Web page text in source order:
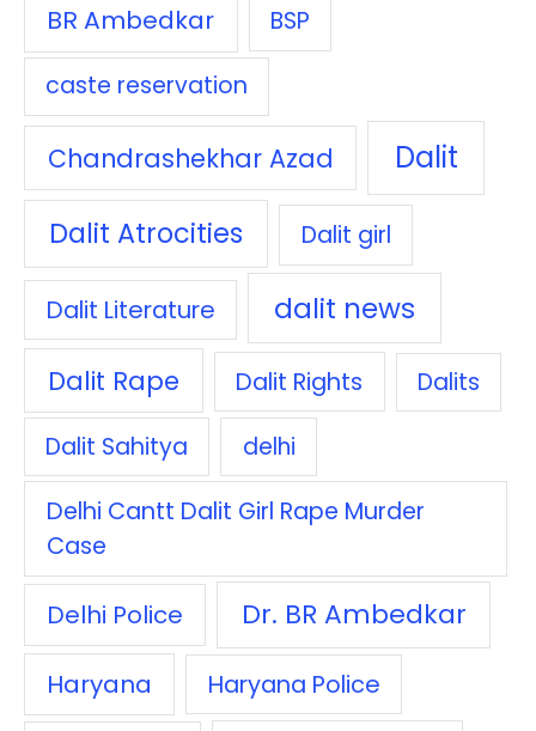
BR Ambedkar
BSP
caste reservation
Chandrashekhar Azad Dalit
Dalit Atrocities Dalit girl
Dalit Literature dalit news
Dalit Rape Dalit Rights Dalits
Dalit Sahitya delhi
Delhi Cantt Dalit Girl Rape Murder
Case
Delhi Police Dr. BR Ambedkar
Haryana Haryana Police